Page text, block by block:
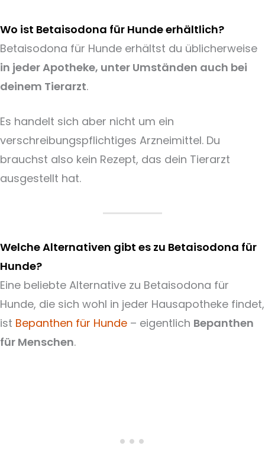
Wo ist Betaisodona für Hunde erhältlich?
Betaisodona für Hunde erhältst du üblicherweise
in jeder Apotheke, unter Umständen auch bei
deinem Tierarzt.
Es handelt sich aber nicht um ein
verschreibungspflichtiges Arzneimittel. Du
brauchst also kein Rezept, das dein Tierarzt
ausgestellt hat.
Welche Alternativen gibt es zu Betaisodona für
Hunde?
Eine beliebte Alternative zu Betaisodona für
Hunde, die sich wohl in jeder Hausapotheke findet,
ist Bepanthen für Hunde – eigentlich Bepanthen
für Menschen.